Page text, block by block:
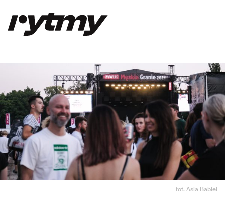
fot. Asia Babiel